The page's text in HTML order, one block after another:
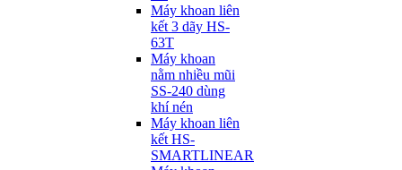
Máy khoan liên
kết 3 dãy HS-
63T
Máy khoan
nằm nhiều mũi
SS-240 dùng
khí nén
Máy khoan liên
kết HS-
SMARTLINEAR